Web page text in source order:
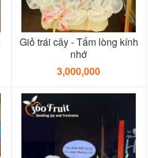
Giỏ trái cây - Tấm lòng kính
nhớ
3,000,000